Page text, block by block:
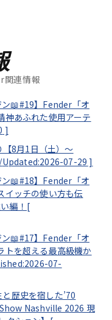
関連情報
ン📖#19】Fender「オ
神あふれた使用アーテ
]
8月1日（土）～
Updated:2026-07-29 ]
ン📖#18】Fender「オ
イッチの使い方も伝
編！[
ン📖#17】Fender「オ
トを超える最高級機か
07-
歴史を宿した’70
Nashville 2026 現